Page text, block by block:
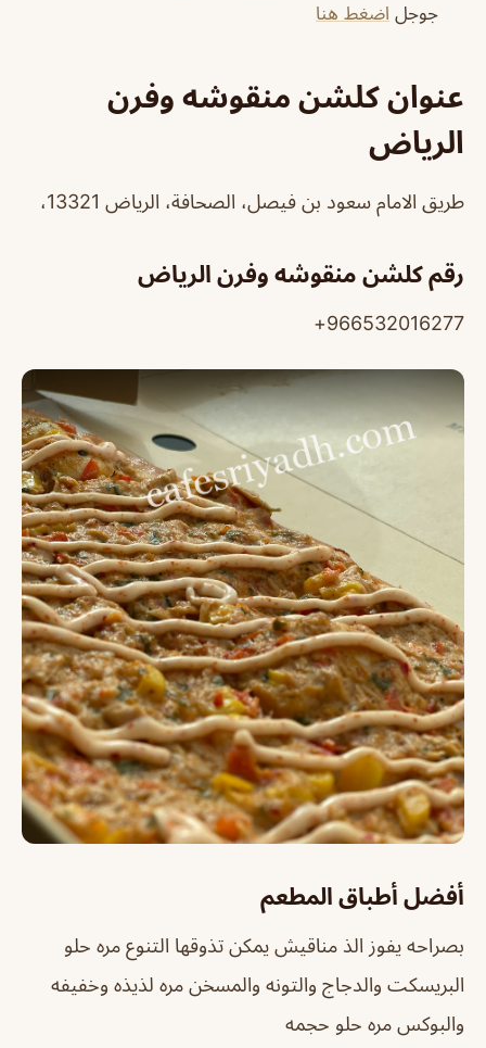
جوجل اضغط هنا
عنوان كلشن منقوشه وفرن
الرياض
طريق الامام سعود بن فيصل، الصحافة، الرياض 13321،
رقم كلشن منقوشه وفرن الرياض
966532016277+
أفضل أطباق المطعم
بصراحه يفوز الذ مناقيش يمكن تذوقها التنوع مره حلو
البريسكت والدجاج والتونه والمسخن مره لذيذه وخفيفه
والبوكس مره حلو حجمه